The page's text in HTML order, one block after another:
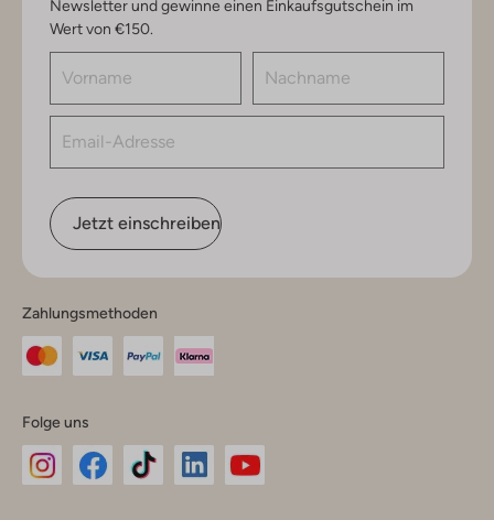
Newsletter und gewinne einen Einkaufsgutschein im
Wert von €150.
Jetzt einschreiben
Zahlungsmethoden
Folge uns